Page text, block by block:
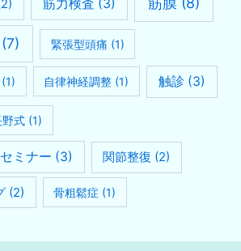
筋力検査 (3)
(7) 緊張型頭痛 (1)
(1) 自律神経調整 (1) 触診 (3)
野式 (1)
ミナー (3) 関節整復 (2)
(2) 骨粗鬆症 (1)